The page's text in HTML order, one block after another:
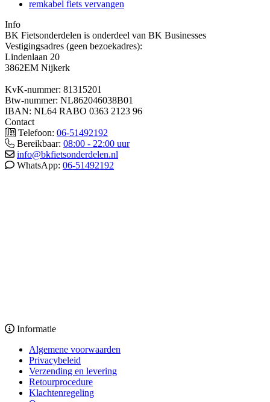
remkabel fiets vervangen
Info
BK Fietsonderdelen is onderdeel van BK Businesses
Vestigingsadres (geen bezoekadres):
Lindenlaan 20
3862EM Nijkerk
KvK-nummer: 81315201
Btw-nummer: NL862046038B01
IBAN: NL64 RABO 0363 2123 96
Contact
Telefoon: 06-51492192
Bereikbaar: 08:00 - 22:00 uur
info@bkfietsonderdelen.nl
WhatsApp: 06-51492192
Informatie
Algemene voorwaarden
Privacybeleid
Verzending en levering
Retourprocedure
Klachtenregeling